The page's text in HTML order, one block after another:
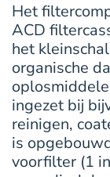
Het
ACD
het
organische
ingezet bij
reinigen,
is
voorfilter (1